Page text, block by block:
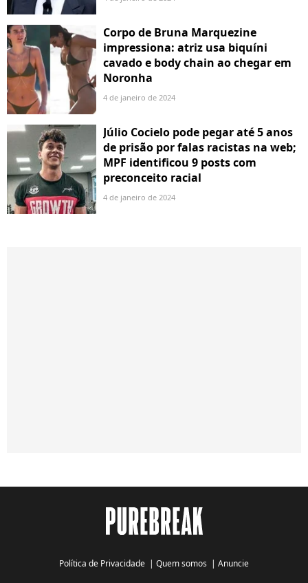
Corpo de Bruna Marquezine
impressiona: atriz usa biquíni
cavado e body chain ao chegar em
Noronha
4 de janeiro de 2024
Júlio Cocielo pode pegar até 5 anos
de prisão por falas racistas na web;
MPF identificou 9 posts com
preconceito racial
4 de janeiro de 2024
Política de Privacidade | Quem somos | Anuncie